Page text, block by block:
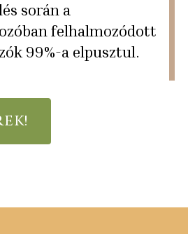
során a
felhalmozódott
99%-a elpusztul.